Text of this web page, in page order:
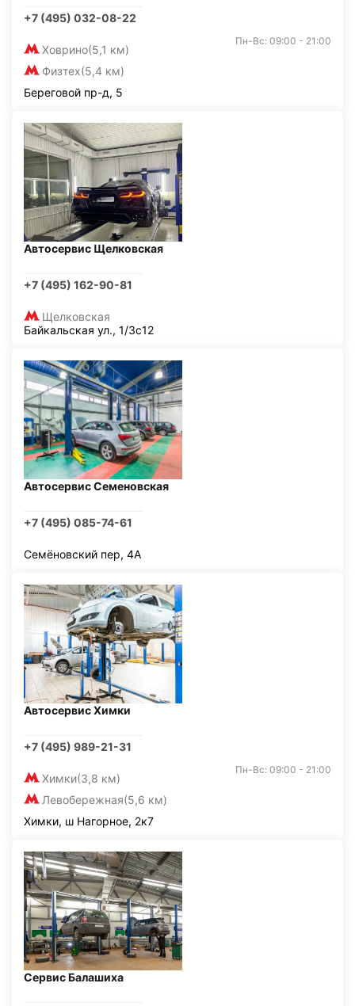
+7 (495) 032-08-22
Ховрино(5,1 км)
Физтех(5,4 км)
Пн-Вс: 09:00 - 21:00
Береговой пр-д, 5
Автосервис Щелковская
+7 (495) 162-90-81
Щелковская
Байкальская ул., 1/3с12
Автосервис Семеновская
+7 (495) 085-74-61
Семёновский пер, 4А
Автосервис Химки
+7 (495) 989-21-31
Химки(3,8 км)
Левобережная(5,6 км)
Пн-Вс: 09:00 - 21:00
Химки, ш Нагорное, 2к7
Сервис Балашиха